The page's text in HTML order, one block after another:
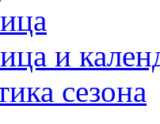
и
сезона